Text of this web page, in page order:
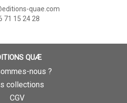
quae.com
71 15 24 28
QUÆ
nous ?
collections
CGV